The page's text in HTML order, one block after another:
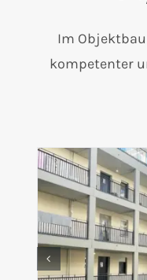
Kontakt
Im
kompetenter